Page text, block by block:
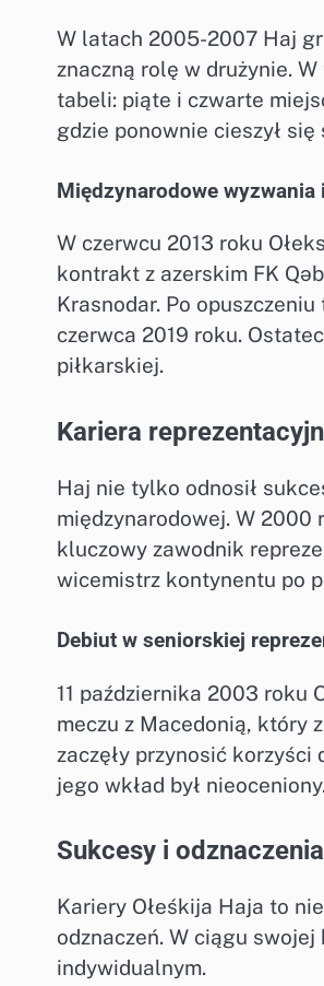
W latach 2005-2007 Haj
znaczną rolę w drużynie.
tabeli: piąte i czwarte
gdzie ponownie cieszył
Międzynarodowe
W czerwcu 2013 roku
kontrakt z azerskim FK
Krasnodar. Po
czerwca 2019 roku.
piłkarskiej.
Kariera
Haj nie tylko odnosił
międzynarodowej. W 2000
kluczowy zawodnik
wicemistrz kontynentu po
Debiut w seniorskiej
11 października 2003 roku
meczu z Macedonią, który
zaczęły przynosić
jego wkład był
Sukcesy i odznaczenia
Kariery Ołeśkija Haja to
odznaczeń. W ciągu
indywidualnym.